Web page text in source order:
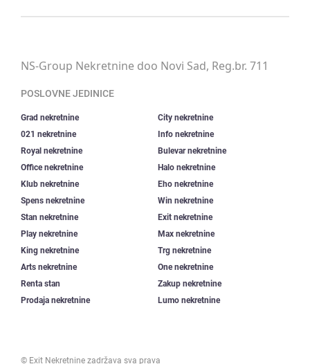
NS-Group Nekretnine doo Novi Sad, Reg.br. 711
POSLOVNE JEDINICE
Grad nekretnine
City nekretnine
021 nekretnine
Info nekretnine
Royal nekretnine
Bulevar nekretnine
Office nekretnine
Halo nekretnine
Klub nekretnine
Eho nekretnine
Spens nekretnine
Win nekretnine
Stan nekretnine
Exit nekretnine
Play nekretnine
Max nekretnine
King nekretnine
Trg nekretnine
Arts nekretnine
One nekretnine
Renta stan
Zakup nekretnine
Prodaja nekretnine
Lumo nekretnine
© Exit Nekretnine zadržava sva prava